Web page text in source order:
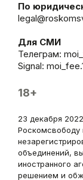
По
Для СМИ
Телеграм:
Signal:
18+
23 декабря
Роскомсвободу
объединений,
иностранного
решением и